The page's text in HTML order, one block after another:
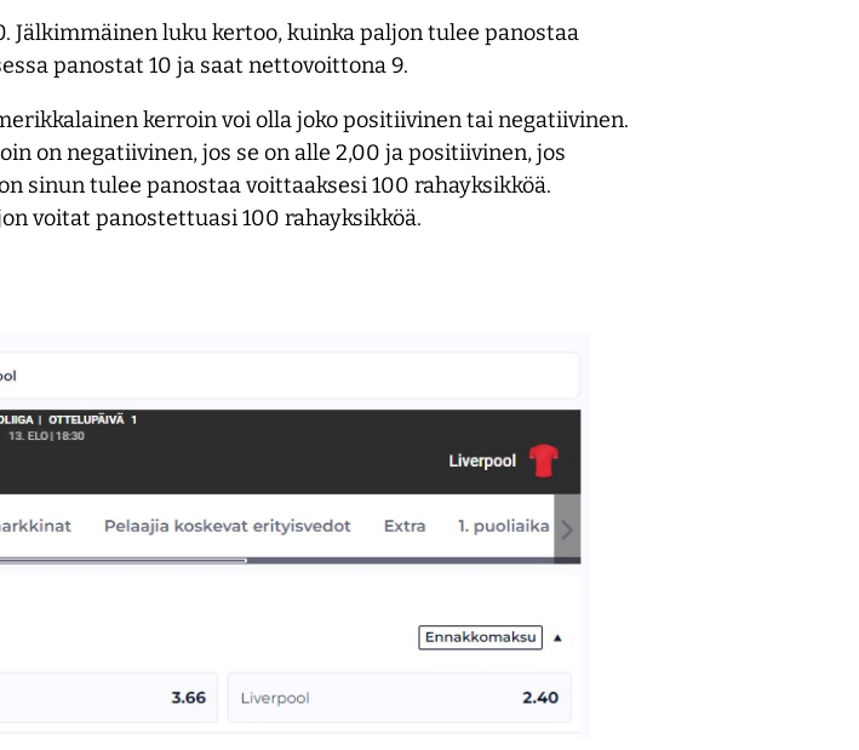
luku kertoo, kuinka paljon tulee panostaa
panostat 10 ja saat nettovoittona 9.
kerroin voi olla joko positiivinen tai negatiivinen.
on negatiivinen, jos se on alle 2,00 ja positiivinen, jos
sinun tulee panostaa voittaaksesi 100 rahayksikköä.
voitat panostettuasi 100 rahayksikköä.